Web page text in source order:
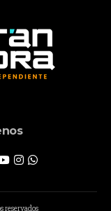
reservados